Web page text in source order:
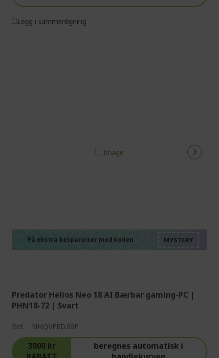
Legg i sammenligning
Få ekstra besparelser med koden
Predator Helios Neo 18 AI Bærbar gaming-PC |
PHN18-72 | Svart
Ref. NH.QVFED.00F
3000 kr
beregnes automatisk i